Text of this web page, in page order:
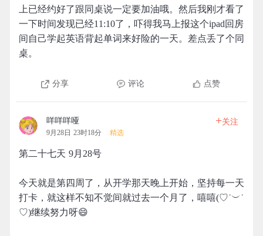
上已经约好了跟同桌说一定要加油哦。然后我刚才看了
一下时间发现已经11:10了，吓得我马上报这个ipad回房
间自己学起英语背起单词来好险的一天。差点丢了个同
桌。
分享 评论 点赞
咩咩咩哑
9月28日 23时18分 精选
+关注
第二十七天 9月28号
今天就是第四周了，从开学那天晚上开始，坚持每一天
打卡，就这样不知不觉间就过去一个月了，嘻嘻(♡˙︶˙
♡)继续努力呀😄